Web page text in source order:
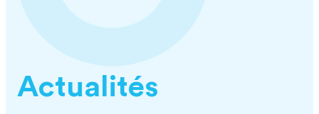
Actualités